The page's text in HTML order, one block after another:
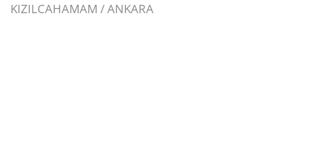
KIZILCAHAMAM / ANKARA